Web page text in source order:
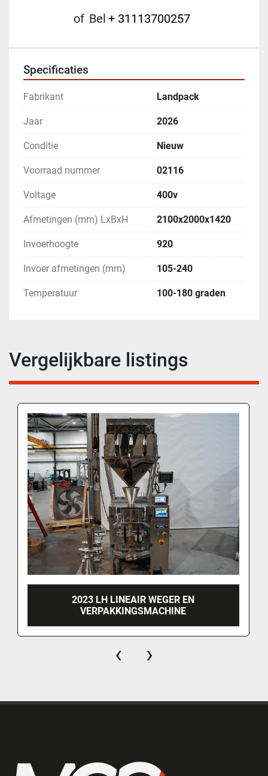
of Bel + 31113700257
Specificaties
Fabrikant Landpack
Jaar 2026
Conditie Nieuw
Voorraad nummer 02116
Voltage 400v
Afmetingen (mm) LxBxH 2100x2000x1420
Invoerhoogte 920
Invoer afmetingen (mm) 105-240
Temperatuur 100-180 graden
Vergelijkbare listings
2023 LH LINEAIR WEGER EN
VERPAKKINGSMACHINE
‹ ›